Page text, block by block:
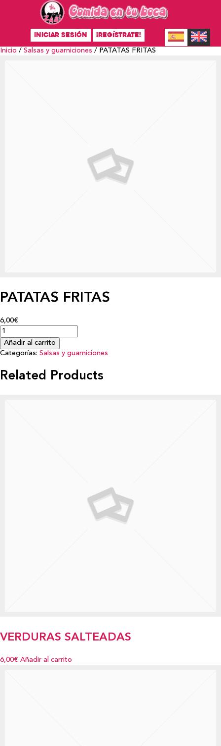
INICIAR SESIÓN ¡REGÍSTRATE!
Inicio / Salsas y guarniciones / PATATAS FRITAS
PATATAS FRITAS
6,00€
Añadir al carrito
Categorías: Salsas y guarniciones
Related Products
VERDURAS SALTEADAS
6,00€ Añadir al carrito